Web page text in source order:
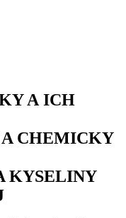
A ICH
A CHEMICKY
KYSELINY